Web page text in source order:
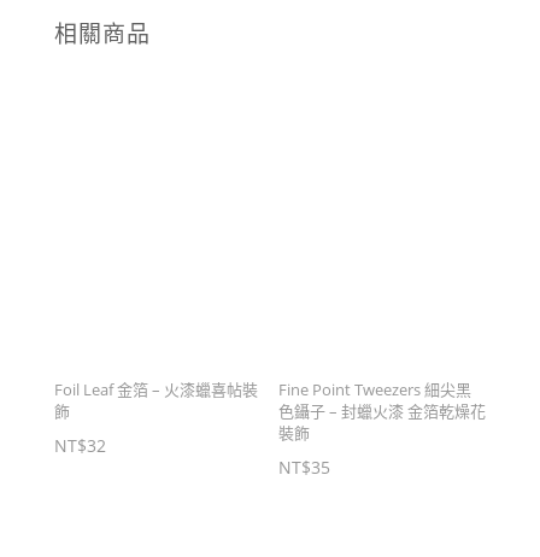
相關商品
Foil Leaf 金箔 – 火漆蠟喜帖裝
飾
NT$32
Fine Point Tweezers 細尖黑
色鑷子 – 封蠟火漆 金箔乾燥花
裝飾
NT$35